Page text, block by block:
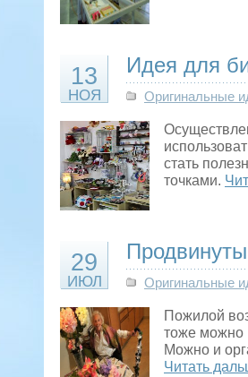
13
НОЯ
Идея для
Оригинальные
стать
точками.
29
ИЮЛ Оригинальные
Пожилой
тоже можно
Можно и
Читать